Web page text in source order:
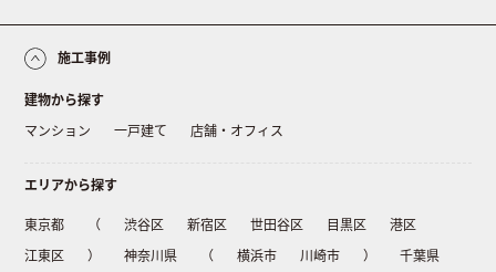
施工事例
建物から探す
マンション
一戸建て 店舗・オフィス
エリアから探す
東京都 （ 渋谷区 新宿区 世田谷区 目黒区
港区
江東区
） 神奈川県 （ 横浜市 川崎市 ）
千葉県